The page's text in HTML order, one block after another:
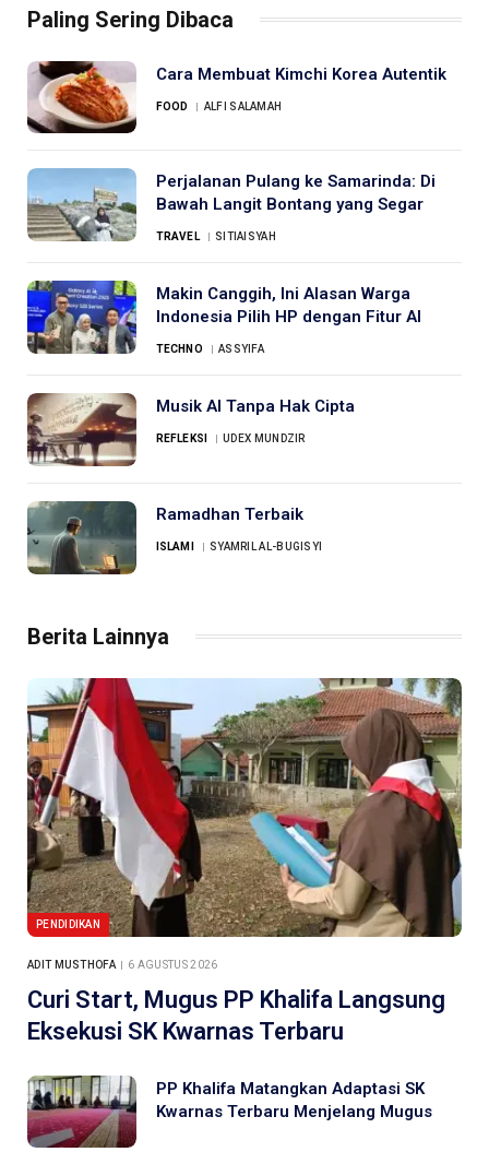
Paling Sering Dibaca
Cara Membuat Kimchi Korea Autentik
FOOD ALFI SALAMAH
Perjalanan Pulang ke Samarinda: Di
Bawah Langit Bontang yang Segar
TRAVEL SITIAISYAH
Makin Canggih, Ini Alasan Warga
Indonesia Pilih HP dengan Fitur AI
TECHNO ASSYIFA
Musik AI Tanpa Hak Cipta
REFLEKSI UDEX MUNDZIR
Ramadhan Terbaik
ISLAMI SYAMRIL AL-BUGISYI
Berita Lainnya
PENDIDIKAN
ADIT MUSTHOFA 6 AGUSTUS 2026
Curi Start, Mugus PP Khalifa Langsung
Eksekusi SK Kwarnas Terbaru
PP Khalifa Matangkan Adaptasi SK
Kwarnas Terbaru Menjelang Mugus